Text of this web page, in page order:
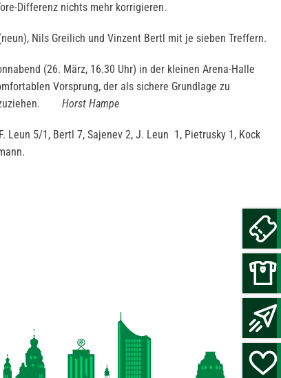
Differenz nichts mehr korrigieren.
Nils Greilich und Vinzent Bertl mit je sieben Treffern.
(26. März, 16.30 Uhr) in der kleinen Arena-Halle
Vorsprung, der als sichere Grundlage zu
Horst Hampe
Leun 5/1, Bertl 7, Sajenev 2, J. Leun 1, Pietrusky 1, Kock